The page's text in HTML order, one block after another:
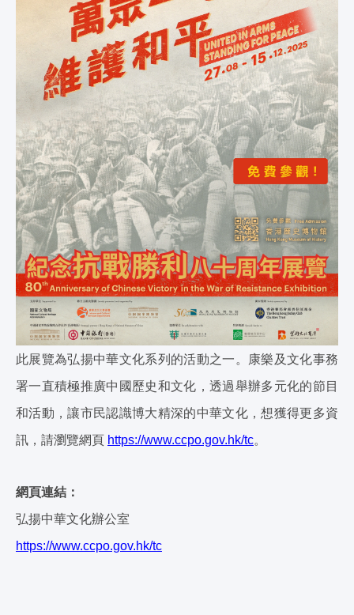
此展覽為弘揚中華文化系列的活動之一。康樂及文化事務
署一直積極推廣中國歷史和文化，透過舉辦多元化的節目
和活動，讓市民認識博大精深的中華文化，想獲得更多資
訊，請瀏覽網頁 https://www.ccpo.gov.hk/tc。
網頁連結：
弘揚中華文化辦公室
https://www.ccpo.gov.hk/tc